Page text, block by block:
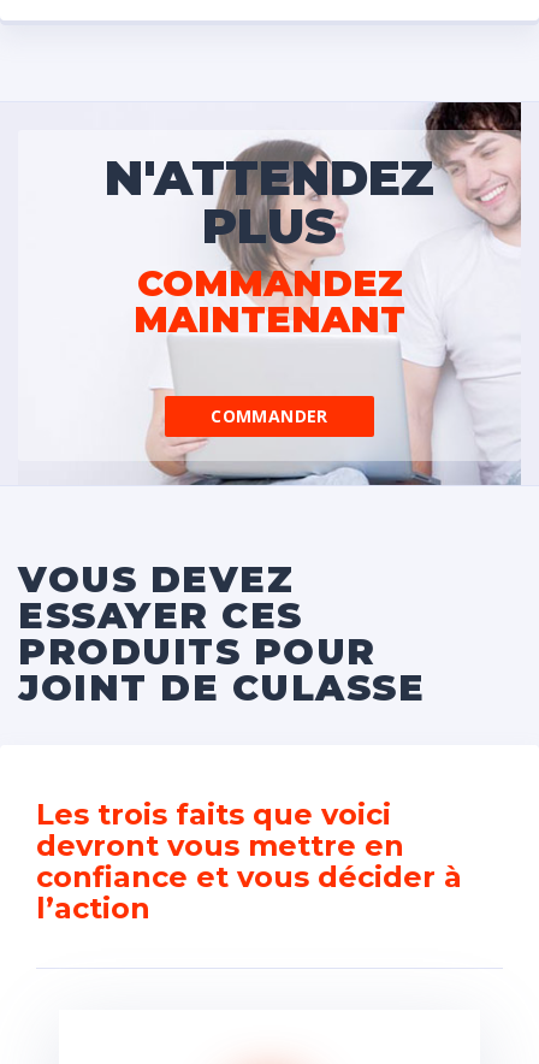
N'ATTENDEZ
PLUS
COMMANDEZ
MAINTENANT
COMMANDER
VOUS DEVEZ
ESSAYER CES
PRODUITS POUR
JOINT DE CULASSE
Les trois faits que voici
devront vous mettre en
confiance et vous décider à
l’action